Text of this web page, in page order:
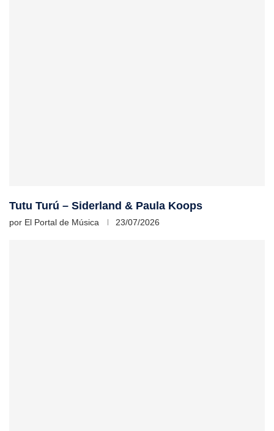
Tutu Turú – Siderland & Paula Koops
por El Portal de Música 23/07/2026